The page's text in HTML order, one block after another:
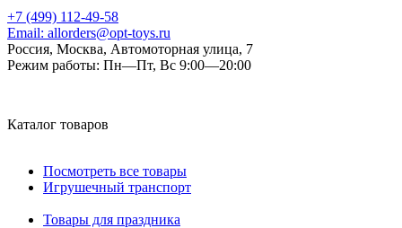
+7 (499) 112-49-58
Email: allorders@opt-toys.ru
Россия, Москва, Автомоторная улица, 7
Режим работы: Пн—Пт, Вс 9:00—20:00
Каталог товаров
Посмотреть все товары
Игрушечный транспорт
Товары для праздника